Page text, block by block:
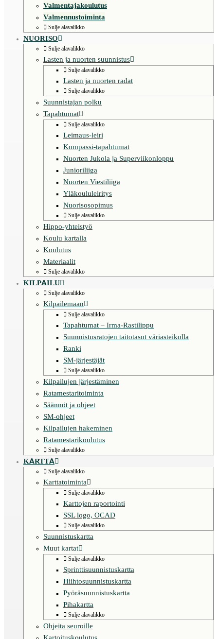
Valmentajakoulutus
Valmennustoiminta
Sulje alavalikko
NUORISO
Sulje alavalikko
Lasten ja nuorten suunnistus
Sulje alavalikko
Lasten ja nuorten radat
Sulje alavalikko
Suunnistajan polku
Tapahtumat
Sulje alavalikko
Leimaus-leiri
Kompassi-tapahtumat
Nuorten Jukola ja Superviikonloppu
Junioriliiga
Nuorten Viestiliiga
Yläkoululeiritys
Nuorisosopimus
Sulje alavalikko
Hippo-yhteistyö
Koulu kartalla
Koulutus
Materiaalit
Sulje alavalikko
KILPAILU
Sulje alavalikko
Kilpailemaan
Sulje alavalikko
Tapahtumat – Irma-Rastilippu
Suunnistusratojen taitotasot väriasteikolla
Ranki
SM-järjestäjät
Sulje alavalikko
Kilpailujen järjestäminen
Ratamestaritoiminta
Säännöt ja ohjeet
SM-ohjeet
Kilpailujen hakeminen
Ratamestarikoulutus
Sulje alavalikko
KARTTA
Sulje alavalikko
Karttatoiminta
Sulje alavalikko
Karttojen raportointi
SSL logo, OCAD
Sulje alavalikko
Suunnistuskartta
Muut kartat
Sulje alavalikko
Sprinttisuunnistuskartta
Hiihtosuunnistuskartta
Pyöräsuunnistuskartta
Pihakartta
Sulje alavalikko
Ohjeita seuroille